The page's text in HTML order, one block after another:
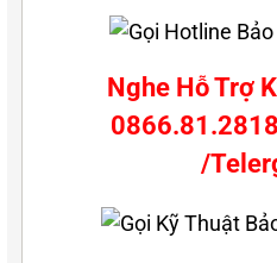
Nghe Hỗ Trợ
/